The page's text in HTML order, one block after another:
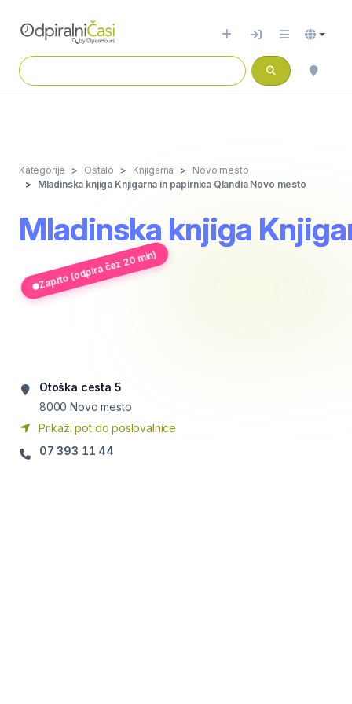
Kategorije Ostalo Knjigarna
Novo mesto
Mladinska knjiga Knjigarna in papirnica Qlandia Novo mesto
Mladinska knjiga
Zaprto (odpira čez 20 min)
Otoška cesta 5
8000 Novo mesto
Prikaži pot do poslovalnice
07 393 11 44